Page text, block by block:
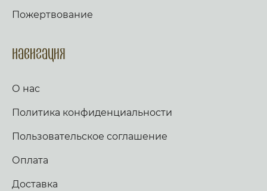
Пожертвование
Навигация
О нас
Политика конфиденциальности
Пользовательское соглашение
Оплата
Доставка